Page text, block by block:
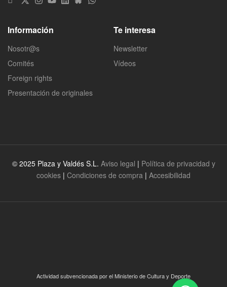
Información
Nosotr@s
Comités
Foreign rights
Presentación de originales
Te interesa
Newsletter
Vídeos
© 2025 Plaza y Valdés S.L. Aviso legal | Política de privacidad y
cookies | Condiciones de compra | Accesibilidad
Actividad subvencionada por el Ministerio de Cultura y Deporte